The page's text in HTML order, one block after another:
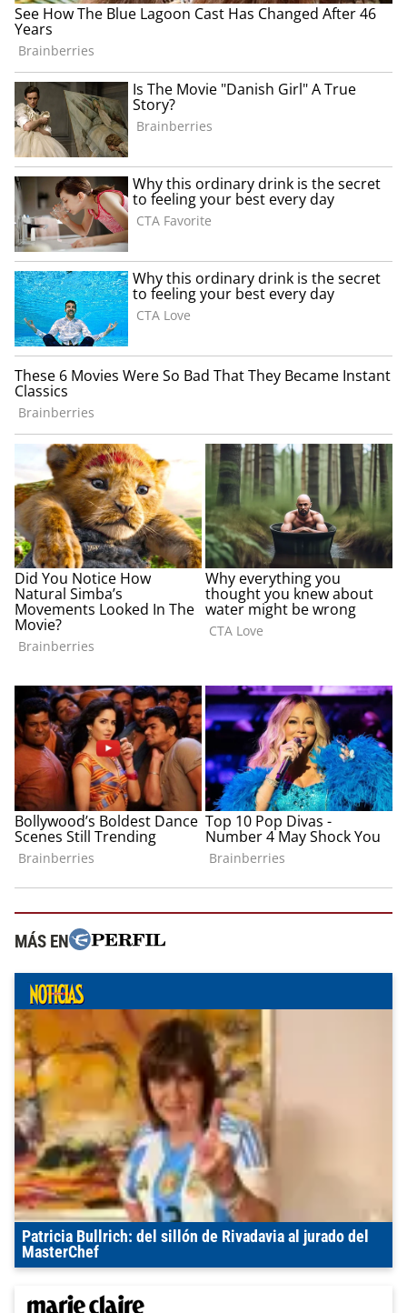
MÁS EN
Patricia Bullrich: del sillón de Rivadavia al jurado del
MasterChef